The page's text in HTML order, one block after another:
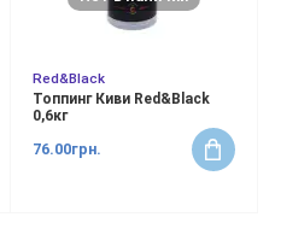
Red&Black
Топпинг Киви Red&Black
0,6кг
76.00грн.